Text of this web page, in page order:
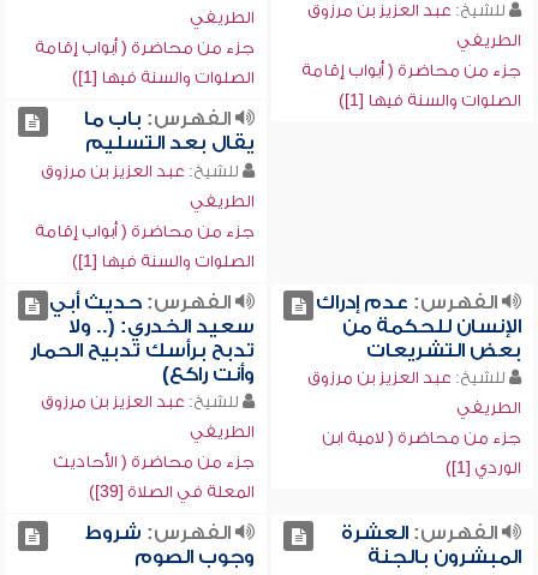
للشيخ: عبد العزيز بن مرزوق
الطريفي
جزء من محاضرة ( أبواب إقامة
الصلوات والسنة فيها [1])
الطريفي
جزء من محاضرة ( أبواب إقامة
الصلوات والسنة فيها [1])
الفهرس: باب ما
يقال بعد التسليم
للشيخ: عبد العزيز بن مرزوق
الطريفي
جزء من محاضرة ( أبواب إقامة
الصلوات والسنة فيها [1])
الفهرس: عدم إدراك
الإنسان للحكمة من
بعض التشريعات
للشيخ: عبد العزيز بن مرزوق
الطريفي
جزء من محاضرة ( لامية ابن
الوردي [1])
الفهرس:حديث أبي
سعيد الخدري: (.. ولا
تدبح برأسك تدبيح الحمار
وأنت راكع)
للشيخ: عبد العزيز بن مرزوق
الطريفي
جزء من محاضرة ( الأحاديث
المعلة في الصلاة [39])
الفهرس:العشرة
المبشرون بالجنة
الفهرس: شروط
وجوب الصوم